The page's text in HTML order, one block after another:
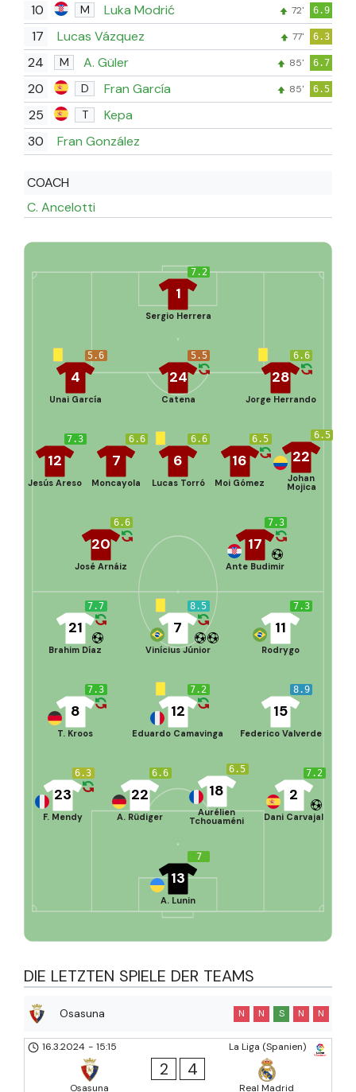
10 M Luka Modrić 72' 6.9
17 Lucas Vázquez 77' 6.3
24 M A. Güler 85' 6.7
20 D Fran García 85' 6.5
25 T
Kepa
30
Fran González
COACH
C. Ancelotti
7.2
1
Sergio Herrera
6.6
28
Jorge Herrando
5.5
24
Catena
5.6
4
Unai García
6.5
22
Johan
Mojica
6.5
16
Moi Gómez
6.6
6
Lucas Torró
6.6
7
Moncayola
7.3
12
Jesús Areso
7.3
17
Ante Budimir
6.6
20
José Arnáiz
7
13
A. Lunin
6.3
23
F. Mendy
6.6
22
A. Rüdiger
6.5
18
Aurélien
Tchouaméni
7.2
2
Dani Carvajal
7.3
8
T. Kroos
7.2
12
Eduardo Camavinga
8.9
15
Federico Valverde
7.7
21
Brahim Díaz
8.5
7
Vinícius Júnior
7.3
11
Rodrygo
DIE LETZTEN SPIELE DER TEAMS
Osasuna N N S N N
La Liga (Spanien)
16.3.2024 - 15:15
Osasuna
2 4
Real Madrid